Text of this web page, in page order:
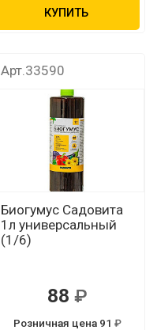
КУПИТЬ
Арт.33590
Биогумус Садовита
1л универсальный
(1/6)
88
Розничная цена 91